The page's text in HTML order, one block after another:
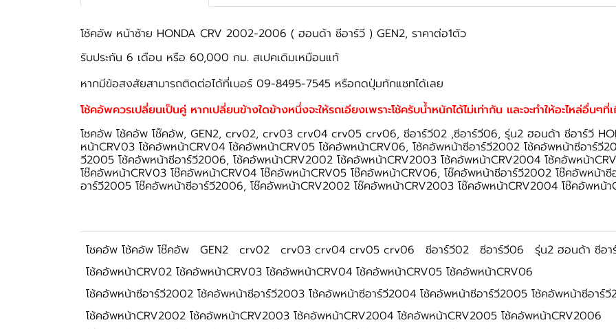
โช้คอัพ หน้าซ้าย HONDA CRV 2002-2006 ( ฮอนด้า ซีอาร์วี ) GEN2, ราคาต่อ1ตัว
รับประกัน 6 เดือน หรือ 60,000 กม. สเปคเดิมเหมือนแท้
หากมีข้อสงสัยสามารถติดต่อได้ที่เบอร์ 09-8495-7545 หรือกดปุ่มทักแชทได้เลย
โช้คอัพควรเปลี่ยนเป็นคู่ หากเปลี่ยนข้างใดข้างหนึ่งจะให้รถเอียงเพราะโช้ครับน้ำหนักได้ไม่เท่ากัน และจะทำให้อะไหล่อื่น
โชคอัพ โช้คอัพ โช๊คอัพ, GEN2, crv02, crv03 crv04 crv05 crv06, ซีอาร์วี02 ,ซีอาร์วี06, รุ่น2 ฮอนด้า ซีอาร์วี
หน้าCRV03 โช้คอัพหน้าCRV04 โช้คอัพหน้าCRV05 โช้คอัพหน้าCRV06, โช้คอัพหน้าซีอาร์วี2002 โช้คอัพหน้าซีอาร์วี
วี2005 โช้คอัพหน้าซีอาร์วี2006, โช้คอัพหน้าCRV2002 โช้คอัพหน้าCRV2003 โช้คอัพหน้าCRV2004 โช้คอัพหน้า
โช๊คอัพหน้าCRV03 โช๊คอัพหน้าCRV04 โช๊คอัพหน้าCRV05 โช๊คอัพหน้าCRV06, โช๊คอัพหน้าซีอาร์วี2002 โช๊คอัพหน้า
อาร์วี2005 โช๊คอัพหน้าซีอาร์วี2006, โช๊คอัพหน้าCRV2002 โช๊คอัพหน้าCRV2003 โช๊คอัพหน้าCRV2004 โช๊คอัพหน้
โชคอัพ โช้คอัพ โช๊คอัพ GEN2 crv02 crv03 crv04 crv05 crv06 ซีอาร์วี02 ซีอาร์วี06
รุ่น2 ฮอนด้า ซีอา
โช้คอัพหน้าCRV02 โช้คอัพหน้าCRV03 โช้คอัพหน้าCRV04 โช้คอัพหน้าCRV05 โช้คอัพหน้าCRV06
โช้คอัพหน้าซีอาร์วี2002 โช้คอัพหน้าซีอาร์วี2003 โช้คอัพหน้าซีอาร์วี2004 โช้คอัพหน้าซีอาร์วี2005 โช้คอัพหน้าซีอาร์
โช้คอัพหน้าCRV2002 โช้คอัพหน้าCRV2003 โช้คอัพหน้าCRV2004 โช้คอัพหน้าCRV2005 โช้คอัพหน้าCRV2006